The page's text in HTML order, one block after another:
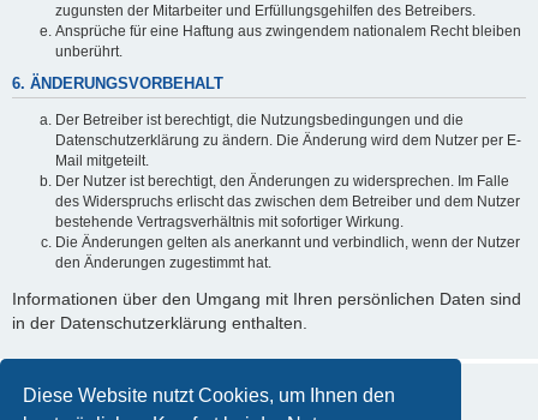
Diese Website nutzt Cookies, um Ihnen den
zugunsten der Mitarbeiter und Erfüllungsgehilfen des Betreibers.
Ansprüche für eine Haftung aus zwingendem nationalem Recht bleiben
unberührt.
6. ÄNDERUNGSVORBEHALT
Der Betreiber ist berechtigt, die Nutzungsbedingungen und die
Datenschutzerklärung zu ändern. Die Änderung wird dem Nutzer per E-
Mail mitgeteilt.
Der Nutzer ist berechtigt, den Änderungen zu widersprechen. Im Falle
des Widerspruchs erlischt das zwischen dem Betreiber und dem Nutzer
bestehende Vertragsverhältnis mit sofortiger Wirkung.
Die Änderungen gelten als anerkannt und verbindlich, wenn der Nutzer
den Änderungen zugestimmt hat.
Informationen über den Umgang mit Ihren persönlichen Daten sind
in der Datenschutzerklärung enthalten.